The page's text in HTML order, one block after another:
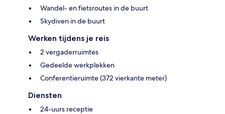
Wandel- en fietsroutes in de buurt
Skydiven in de buurt
Werken tijdens je reis
2 vergaderruimtes
Gedeelde werkplekken
Conferentieruimte (372 vierkante meter)
Diensten
24-uurs receptie